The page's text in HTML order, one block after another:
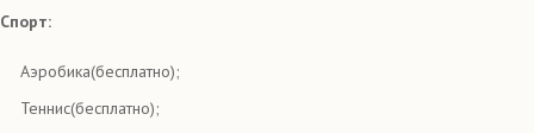
Спорт:
Аэробика(бесплатно);
Теннис(бесплатно);